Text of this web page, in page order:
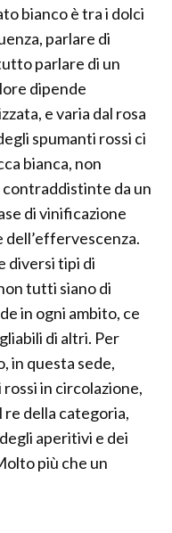
bianco è tra i dolci
parlare di
parlare di un
dipende
e varia dal rosa
spumanti rossi ci
bianca, non
da un
di vinificazione
dell’effervescenza.
diversi tipi di
tutti siano di
in ogni ambito, ce
di altri. Per
in questa sede,
in circolazione,
re della categoria,
aperitivi e dei
più che un